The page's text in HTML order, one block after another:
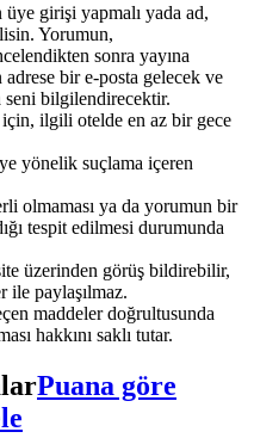
girişi yapmalı yada ad,
Yorumun,
sonra yayına
bir e-posta gelecek ve
seni bilgilendirecektir.
ilgili otelde en az bir gece
yönelik suçlama içeren
olmaması ya da yorumun bir
tespit edilmesi durumunda
üzerinden görüş bildirebilir,
ile paylaşılmaz.
maddeler doğrultusunda
hakkını saklı tutar.
Puana göre